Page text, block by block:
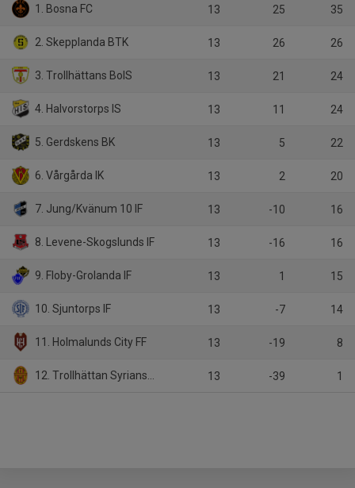
1. Bosna FC 13 25 35
2. Skepplanda BTK 13 26 26
3. Trollhättans BoIS 13 21 24
4. Halvorstorps IS 13 11 24
5. Gerdskens BK 13 5 22
6. Vårgårda IK 13 2 20
7. Jung/Kvänum 10 IF 13 -10 16
8. Levene-Skogslunds IF 13 -16 16
9. Floby-Grolanda IF 13 1 15
10. Sjuntorps IF 13 -7 14
11. Holmalunds City FF 13 -19 8
12. Trollhättan Syrianska FK 13 -39 1